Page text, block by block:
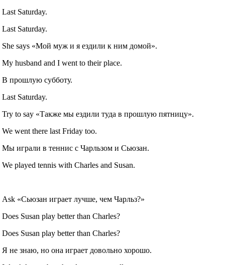
Last Saturday.
Last Saturday.
She says «Мой муж и я ездили к ним домой».
My husband and I went to their place.
В прошлую субботу.
Last Saturday.
Try to say «Также мы ездили туда в прошлую пятницу».
We went there last Friday too.
Мы играли в теннис с Чарльзом и Сьюзан.
We played tennis with Charles and Susan.
Ask «Сьюзан играет лучше, чем Чарльз?»
Does Susan play better than Charles?
Does Susan play better than Charles?
Я не знаю, но она играет довольно хорошо.